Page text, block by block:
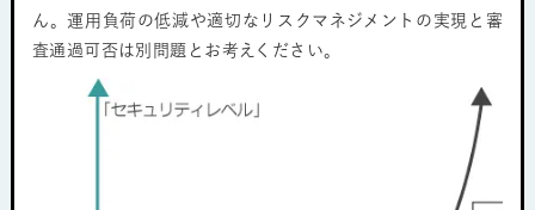
ん。運用負荷の低減や適切なリスクマネジメントの実現と審
査通過可否は別問題とお考えください。